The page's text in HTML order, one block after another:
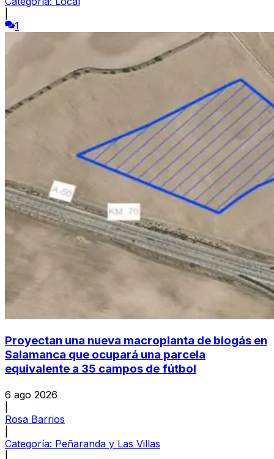
1
Proyectan una nueva macroplanta de biogás en
Salamanca que ocupará una parcela
equivalente a 35 campos de fútbol
6 ago 2026
Rosa Barrios
Categoría: Peñaranda y Las Villas